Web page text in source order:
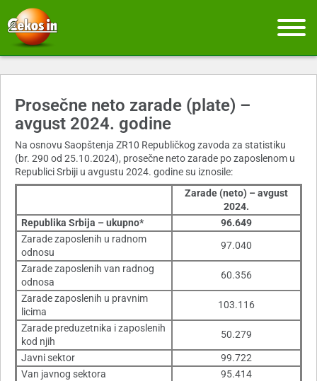
Prosečne neto zarade (plate) –
avgust 2024. godine
Na osnovu Saopštenja ZR10 Republičkog zavoda za statistiku
(br. 290 od 25.10.2024), prosečne neto zarade po zaposlenom u
Republici Srbiji u avgustu 2024. godine su iznosile:
Zarade (neto) – avgust
2024.
Republika Srbija – ukupno*
96.649
Zarade zaposlenih u radnom
odnosu
97.040
Zarade zaposlenih van radnog
odnosa
60.356
Zarade zaposlenih u pravnim
licima
103.116
Zarade preduzetnika i zaposlenih
kod njih
50.279
Javni sektor
99.722
Van javnog sektora
95.414